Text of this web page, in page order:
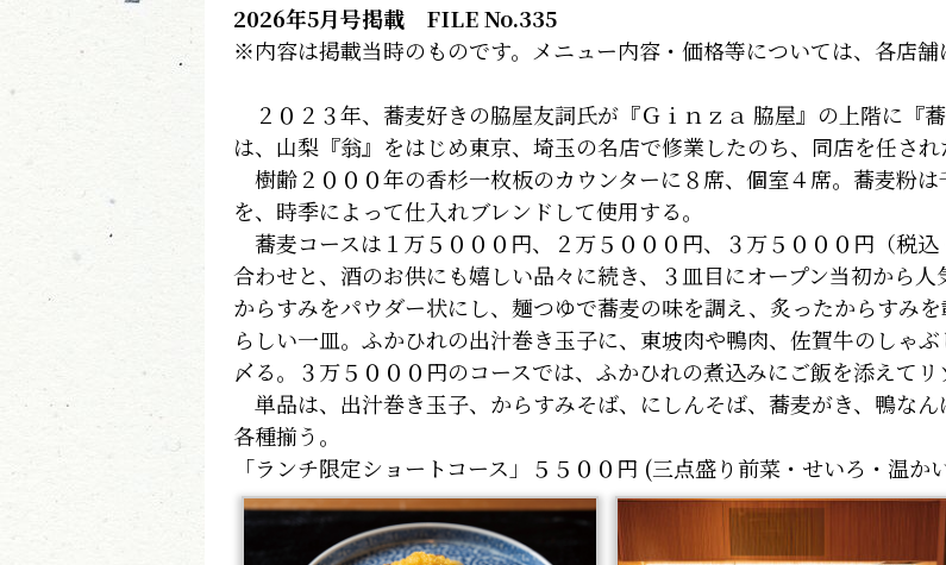
2026年5月号掲載 FILE No.335
※内容は掲載当時のものです。メニュー内容・価格等については、各店舗
２０２３年、蕎麦好きの脇屋友詞氏が『Ｇｉｎｚａ 脇屋』の上階に『
は、山梨『翁』をはじめ東京、埼玉の名店で修業したのち、同店を任され
樹齢２０００年の香杉一枚板のカウンターに８席、個室４席。蕎麦粉
を、時季によって仕入れブレンドして使用する。
蕎麦コースは１万５０００円、２万５０００円、３万５０００円（税
合わせと、酒のお供にも嬉しい品々に続き、３皿目にオープン当初から
からすみをパウダー状にし、麺つゆで蕎麦の味を調え、炙ったからすみ
らしい一皿。ふかひれの出汁巻き玉子に、東坡肉や鴨肉、佐賀牛のしゃ
〆る。３万５０００円のコースでは、ふかひれの煮込みにご飯を添えてリ
単品は、出汁巻き玉子、からすみそば、にしんそば、蕎麦がき、鴨な
各種揃う。
「ランチ限定ショートコース」５５００円 (三点盛り前菜・せいろ・温か